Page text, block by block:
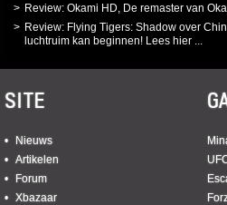
Review: Okami HD, De remaster van
Review: Flying Tigers: Shadow over
luchtruim kan beginnen! Lees hier ...
SITE
Nieuws
Artikelen
Forum
Xbazaar